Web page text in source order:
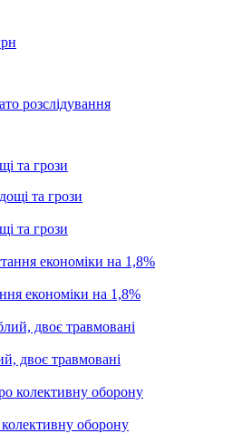
розслідування
та грози
та грози
економіки на 1,8%
двоє травмовані
оборону